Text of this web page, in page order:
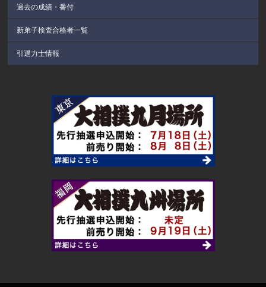
過去の成績・番付
新弟子検査合格者一覧
引退力士情報